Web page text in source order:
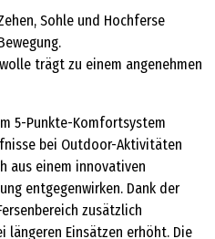
Sohle und Hochferse
trägt zu einem angenehmen
5-Punkte-Komfortsystem
bei Outdoor-Aktivitäten
aus einem innovativen
entgegenwirken. Dank der
zusätzlich
Einsätzen erhöht. Die